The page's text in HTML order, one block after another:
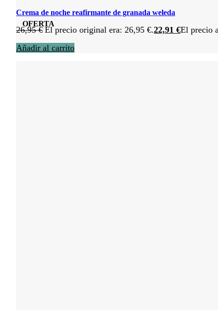
OFERTA
Crema de noche reafirmante de granada weleda
26,95€ El precio original era: 26,95 €.22,91 €El precio
Añadir al carrito